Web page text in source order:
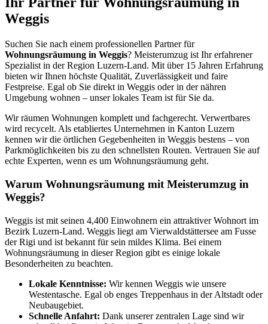
Weggis
Suchen Sie nach einem professionellen Partner für
Wohnungsräumung in Weggis? Meisterumzug ist Ihr erfahrener
Spezialist in der Region Luzern-Land. Mit über 15 Jahren Erfahrung
bieten wir Ihnen höchste Qualität, Zuverlässigkeit und faire
Festpreise. Egal ob Sie direkt in Weggis oder in der nähren
Umgebung wohnen – unser lokales Team ist für Sie da.
Wir räumen Wohnungen komplett und fachgerecht. Verwertbares
wird recycelt. Als etabliertes Unternehmen in Kanton Luzern
kennen wir die örtlichen Gegebenheiten in Weggis bestens – von
Parkmöglichkeiten bis zu den schnellsten Routen. Vertrauen Sie auf
echte Experten, wenn es um Wohnungsräumung geht.
Warum Wohnungsräumung mit Meisterumzug in
Weggis?
Weggis ist mit seinen 4,400 Einwohnern ein attraktiver Wohnort im
Bezirk Luzern-Land. Weggis liegt am Vierwaldstättersee am Fusse
der Rigi und ist bekannt für sein mildes Klima. Bei einem
Wohnungsräumung in dieser Region gibt es einige lokale
Besonderheiten zu beachten.
Lokale Kenntnisse: Wir kennen Weggis wie unsere
Westentasche. Egal ob enges Treppenhaus in der Altstadt oder
Neubaugebiet.
Schnelle Anfahrt: Dank unserer zentralen Lage sind wir